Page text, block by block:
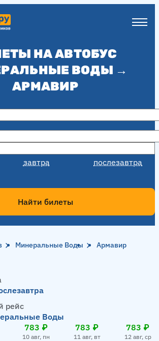
НА АВТОБУС
ВОДЫ →
АРМАВИР
завтра послезавтра
Найти билеты
Минеральные Воды Армавир
рейс
Воды
783 ₽
10 авг, пн
783 ₽
11 авг, вт
783 ₽
12 авг, ср